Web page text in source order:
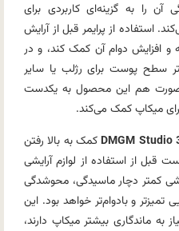
را به گزینه‌ای کاربردی برای
استفاده از پرایمر قبل از آرایش
افزایش دوام آن کمک کند، و در
سطح پوست برای رژلب یا سایر
هم این محصول به یکدست
میکاپ کمک می‌کند.
کمک به بالا رفتن
قبل از استفاده از لوازم آرایشی
کمتر دچار ماسیدگی، محوشدگی
و بادوام‌تر خواهد بود. این
به ماندگاری بیشتر میکاپ دارند،